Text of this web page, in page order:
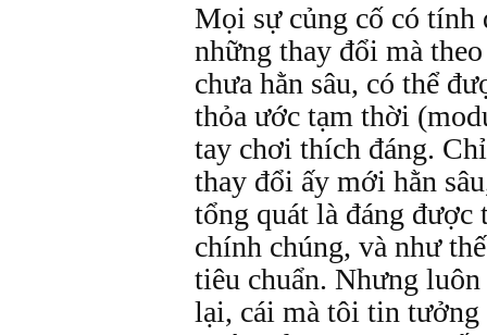
Mọi sự củng cố có tính
những thay đổi mà
chưa hằn sâu, có thể
thỏa ước tạm thời
tay chơi thích đáng.
thay đổi ấy mới hằn
tổng quát là đáng
chính chúng, và như
tiêu chuẩn. Nhưng
lại, cái mà tôi tin tưởng